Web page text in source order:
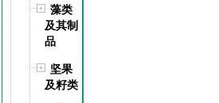
藻类
及其制
品
坚果
及籽类